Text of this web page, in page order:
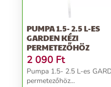
PUMPA 1.5- 2.5 L-ES
GARDEN KÉZI
PERMETEZŐHÖZ
2 090 Ft
Pumpa 1.5- 2.5 L-es
permetezőhöz...